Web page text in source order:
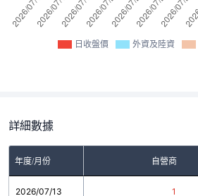
日收盤價 外資及陸資
詳細數據
年度/月份 自營商
2026/07/13 1